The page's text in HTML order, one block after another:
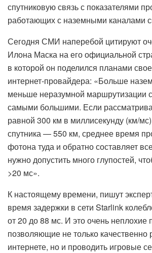
спутниковую связь с показателями
работающих с наземными каналами
Сегодня СМИ наперебой цитируют
Илона Маска на его официальной
в которой он поделился планами
интернет-провайдера: «Больше
меньше неразумной маршрутизации
самыми большими. Если
равной 300 км в миллисекунду (км/
спутника — 550 км, среднее время
фотона туда и обратно составляет
нужно допустить много глупостей,
>20 мс».
К настоящему времени, пишут
время задержки в сети Starlink
от 20 до 88 мс. И это очень неплохие
позволяющие не только качественно
интернете, но и проводить игровые